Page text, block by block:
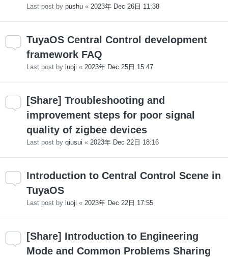
Last post by pushu « 2023年 Dec 26日 11:38
TuyaOS Central Control development
framework FAQ
Last post by luoji « 2023年 Dec 25日 15:47
[Share] Troubleshooting and
improvement steps for poor signal
quality of zigbee devices
Last post by qiusui « 2023年 Dec 22日 18:16
Introduction to Central Control Scene in
TuyaOS
Last post by luoji « 2023年 Dec 22日 17:55
[Share] Introduction to Engineering
Mode and Common Problems Sharing